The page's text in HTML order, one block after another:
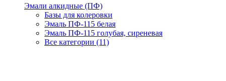
Эмали алкидные (ПФ)
Базы для колеровки
Эмаль ПФ-115 белая
Эмаль ПФ-115 голубая, сиреневая
Все категории (11)